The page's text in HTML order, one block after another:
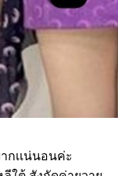
กเเน่นอนค่ะ